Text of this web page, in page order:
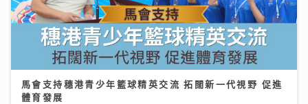
馬會支持穗港青少年籃球精英交流 拓闊新一代視野 促進
體育發展